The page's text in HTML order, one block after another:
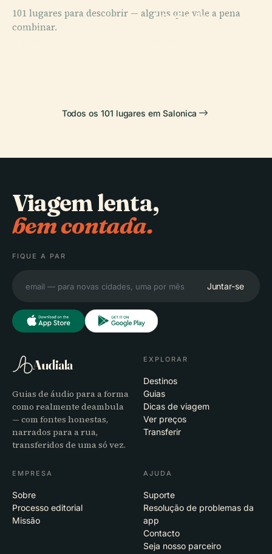
101 lugares para descobrir — alguns que vale a pena
combinar.
PLACE
Igreja de
Todos os 101 lugares em Salonica
Viagem lenta,
bem contada.
FIQUE A PAR
Juntar-se
Audiala
Guias de áudio para a forma
como realmente deambula
— com fontes honestas,
narrados para a rua,
transferidos de uma só vez.
EXPLORAR
Destinos
Guias
Dicas de viagem
Ver preços
Transferir
EMPRESA
Sobre
Processo editorial
Missão
AJUDA
Suporte
Resolução de problemas da
app
Contacto
Seja nosso parceiro